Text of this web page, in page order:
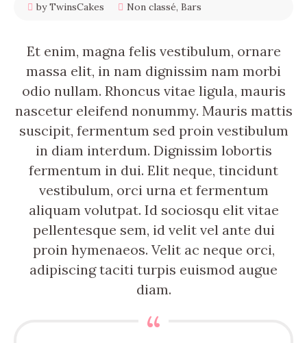
by TwinsCakes Non classé, Bars
Et enim, magna felis vestibulum, ornare
massa elit, in nam dignissim nam morbi
odio nullam. Rhoncus vitae ligula, mauris
nascetur eleifend nonummy. Mauris mattis
suscipit, fermentum sed proin vestibulum
in diam interdum. Dignissim lobortis
fermentum in dui. Elit neque, tincidunt
vestibulum, orci urna et fermentum
aliquam volutpat. Id sociosqu elit vitae
pellentesque sem, id velit vel ante dui
proin hymenaeos. Velit ac neque orci,
adipiscing taciti turpis euismod augue
diam.